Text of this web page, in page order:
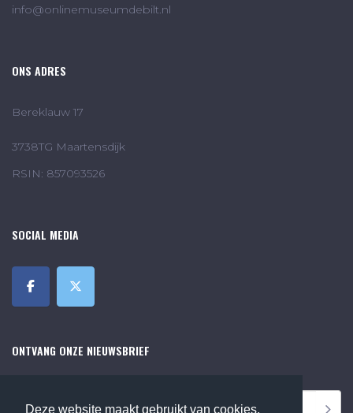
Deze website maakt gebruikt van cookies,
info@onlinemuseumdebilt.nl
ONS ADRES
Bereklauw 17
3738TG Maartensdijk
RSIN: 857093526
SOCIAL MEDIA
ONTVANG ONZE NIEUWSBRIEF